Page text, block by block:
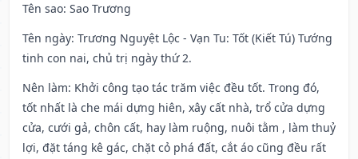
Tên sao: Sao Trương
Tên ngày: Trương Nguyệt Lộc - Vạn Tu: Tốt (Kiết Tú) Tướng
tinh con nai, chủ trị ngày thứ 2.
Nên làm: Khởi công tạo tác trăm việc đều tốt. Trong đó,
tốt nhất là che mái dựng hiên, xây cất nhà, trổ cửa dựng
cửa, cưới gả, chôn cất, hay làm ruộng, nuôi tằm , làm thuỷ
lợi, đặt táng kê gác, chặt cỏ phá đất, cắt áo cũng đều rất